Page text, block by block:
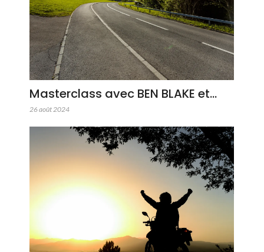
Masterclass avec BEN BLAKE et…
26 août 2024